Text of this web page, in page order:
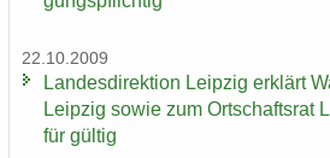
22.10.2009
Lan­des­di­rek­ti­on Leip­zig er­klärt
Leip­zig sowie zum Ort­schafts­rat
für gül­tig